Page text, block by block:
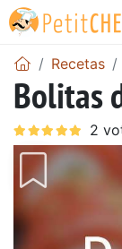
Recetas
Bolitas